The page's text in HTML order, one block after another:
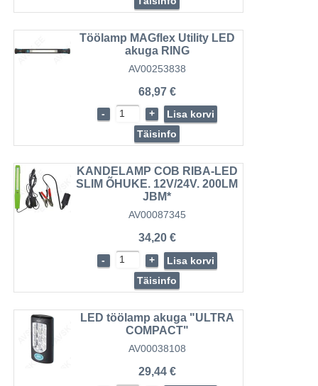
Töölamp MAGflex Utility LED
akuga RING
AV00253838
68,97 €
- +
Lisa korvi
Täisinfo
KANDELAMP COB RIBA-LED
SLIM ÕHUKE. 12V/24V. 200LM
JBM*
AV00087345
34,20 €
- +
Lisa korvi
Täisinfo
LED töölamp akuga "ULTRA
COMPACT"
AV00038108
29,44 €